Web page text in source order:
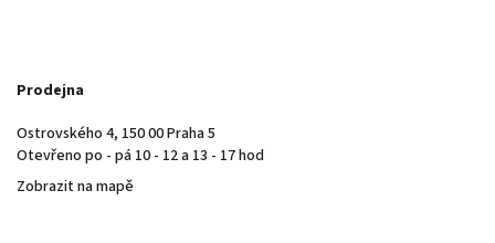
Prodejna
Ostrovského 4, 150 00 Praha 5
Otevřeno po - pá 10 - 12 a 13 - 17 hod
Zobrazit na mapě